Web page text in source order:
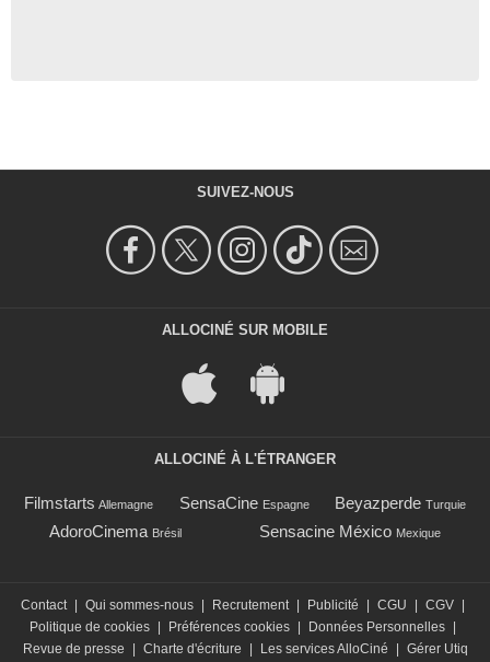
SUIVEZ-NOUS
ALLOCINÉ SUR MOBILE
ALLOCINÉ À L'ÉTRANGER
Filmstarts Allemagne SensaCine Espagne Beyazperde Turquie
AdoroCinema Brésil Sensacine México Mexique
Contact | Qui sommes-nous | Recrutement | Publicité | CGU | CGV |
Politique de cookies | Préférences cookies | Données Personnelles |
Revue de presse
| Charte d'écriture | Les services AlloCiné | Gérer Utiq